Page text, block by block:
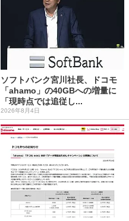
ソフトバンク宮川社長、ドコモ
「ahamo」の40GBへの増量に
「現時点では追従し...
2026年8月4日